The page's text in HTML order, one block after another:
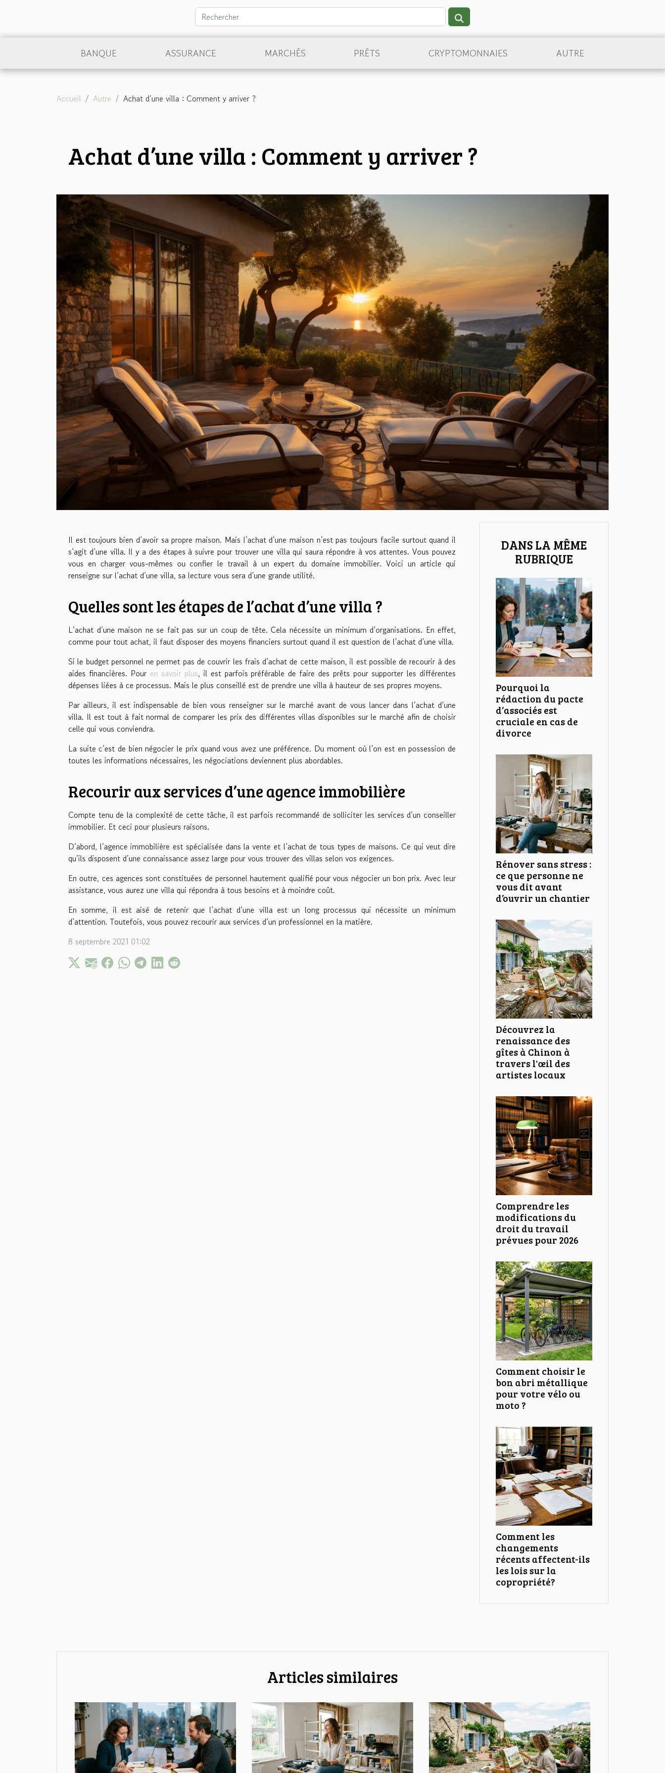
BANQUE ASSURANCE MARCHÉS PRÊTS CRYPTOMONNAIES AUTRE
Accueil Autre Achat d’une villa : Comment y arriver ?
Achat d’une villa : Comment y arriver ?
Il est toujours bien d’avoir sa propre maison. Mais l’achat d’une maison n’est pas toujours facile surtout quand il
s’agit d’une villa. Il y a des étapes à suivre pour trouver une villa qui saura répondre à vos attentes. Vous pouvez
vous en charger vous-mêmes ou confier le travail à un expert du domaine immobilier. Voici un article qui
renseigne sur l’achat d’une villa, sa lecture vous sera d’une grande utilité.
Quelles sont les étapes de l’achat d’une villa ?
L’achat d’une maison ne se fait pas sur un coup de tête. Cela nécessite un minimum d’organisations. En effet,
comme pour tout achat, il faut disposer des moyens financiers surtout quand il est question de l’achat d’une villa.
Si le budget personnel ne permet pas de couvrir les frais d’achat de cette maison, il est possible de recourir à des
aides financières. Pour en savoir plus, il est parfois préférable de faire des prêts pour supporter les différentes
dépenses liées à ce processus. Mais le plus conseillé est de prendre une villa à hauteur de ses propres moyens.
Par ailleurs, il est indispensable de bien vous renseigner sur le marché avant de vous lancer dans l’achat d’une
villa. Il est tout à fait normal de comparer les prix des différentes villas disponibles sur le marché afin de choisir
celle qui vous conviendra.
La suite c’est de bien négocier le prix quand vous avez une préférence. Du moment où l’on est en possession de
toutes les informations nécessaires, les négociations deviennent plus abordables.
Recourir aux services d’une agence immobilière
Compte tenu de la complexité de cette tâche, il est parfois recommandé de solliciter les services d’un conseiller
immobilier. Et ceci pour plusieurs raisons.
D’abord, l’agence immobilière est spécialisée dans la vente et l’achat de tous types de maisons. Ce qui veut dire
qu’ils disposent d’une connaissance assez large pour vous trouver des villas selon vos exigences.
En outre, ces agences sont constituées de personnel hautement qualifié pour vous négocier un bon prix. Avec leur
assistance, vous aurez une villa qui répondra à tous besoins et à moindre coût.
En somme, il est aisé de retenir que l’achat d’une villa est un long processus qui nécessite un minimum
d’attention. Toutefois, vous pouvez recourir aux services d’un professionnel en la matière.
8 septembre 2021 01:02
DANS LA MÊME
RUBRIQUE
Pourquoi la
rédaction du pacte
d’associés est
cruciale en cas de
divorce
Rénover sans stress :
ce que personne ne
vous dit avant
d’ouvrir un chantier
Découvrez la
renaissance des
gîtes à Chinon à
travers l'œil des
artistes locaux
Comprendre les
modifications du
droit du travail
prévues pour 2026
Comment choisir le
bon abri métallique
pour votre vélo ou
moto ?
Comment les
changements
récents affectent-ils
les lois sur la
copropriété?
Articles similaires